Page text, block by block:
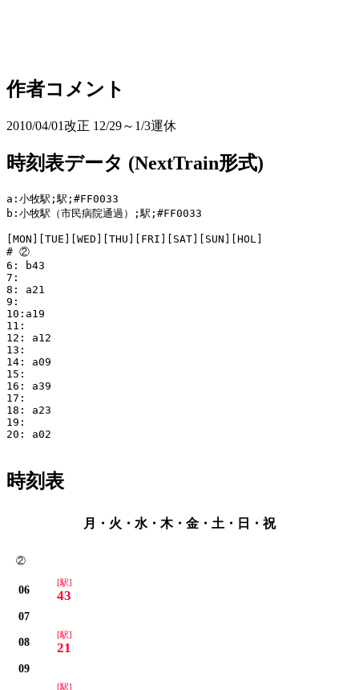
作者コメント
2010/04/01改正 12/29～1/3運休
時刻表データ (NextTrain形式)
a:小牧駅;駅;#FF0033
b:小牧駅（市民病院通過）;駅;#FF0033
[MON][TUE][WED][THU][FRI][SAT][SUN][HOL]
# ②
6: b43
7:
8: a21
9:
10:a19
11:
12: a12
13:
14: a09
15:
16: a39
17:
18: a23
19:
20: a02
時刻表
月・火・水・木・金・土・日・祝
②
06
[駅]
43
07
08
[駅]
21
09
[駅]